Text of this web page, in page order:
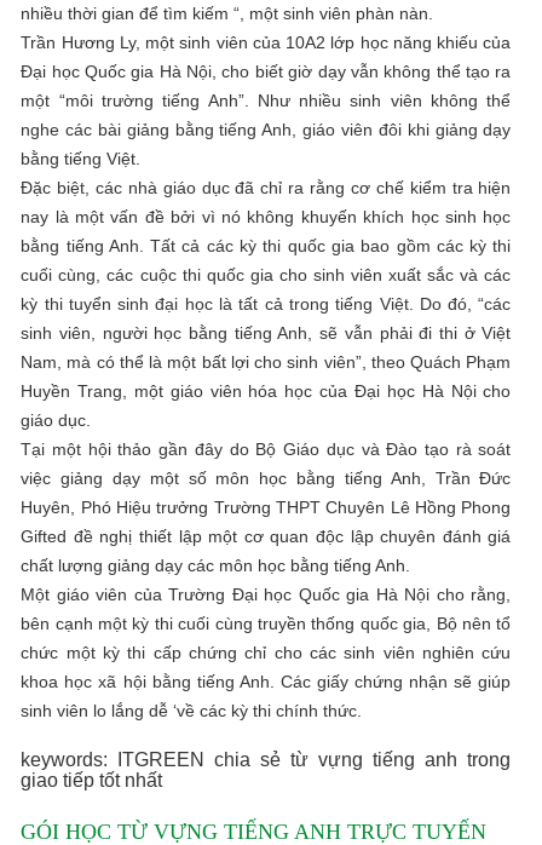
nhiều thời gian để tìm kiếm “, một sinh viên phàn nàn.
Trần Hương Ly, một sinh viên của 10A2 lớp học năng khiếu của
Đại học Quốc gia Hà Nội, cho biết giờ dạy vẫn không thể tạo ra
một “môi trường tiếng Anh”. Như nhiều sinh viên không thể
nghe các bài giảng bằng tiếng Anh, giáo viên đôi khi giảng dạy
bằng tiếng Việt.
Đặc biệt, các nhà giáo dục đã chỉ ra rằng cơ chế kiểm tra hiện
nay là một vấn đề bởi vì nó không khuyến khích học sinh học
bằng tiếng Anh. Tất cả các kỳ thi quốc gia bao gồm các kỳ thi
cuối cùng, các cuộc thi quốc gia cho sinh viên xuất sắc và các
kỳ thi tuyển sinh đại học là tất cả trong tiếng Việt. Do đó, “các
sinh viên, người học bằng tiếng Anh, sẽ vẫn phải đi thi ở Việt
Nam, mà có thể là một bất lợi cho sinh viên”, theo Quách Phạm
Huyền Trang, một giáo viên hóa học của Đại học Hà Nội cho
giáo dục.
Tại một hội thảo gần đây do Bộ Giáo dục và Đào tạo rà soát
việc giảng dạy một số môn học bằng tiếng Anh, Trần Đức
Huyên, Phó Hiệu trưởng Trường THPT Chuyên Lê Hồng Phong
Gifted đề nghị thiết lập một cơ quan độc lập chuyên đánh giá
chất lượng giảng dạy các môn học bằng tiếng Anh.
Một giáo viên của Trường Đại học Quốc gia Hà Nội cho rằng,
bên cạnh một kỳ thi cuối cùng truyền thống quốc gia, Bộ nên tổ
chức một kỳ thi cấp chứng chỉ cho các sinh viên nghiên cứu
khoa học xã hội bằng tiếng Anh. Các giấy chứng nhận sẽ giúp
sinh viên lo lắng dễ ‘về các kỳ thi chính thức.
keywords: ITGREEN chia sẻ từ vựng tiếng anh trong
giao tiếp tốt nhất
GÓI HỌC TỪ VỰNG TIẾNG ANH TRỰC TUYẾN